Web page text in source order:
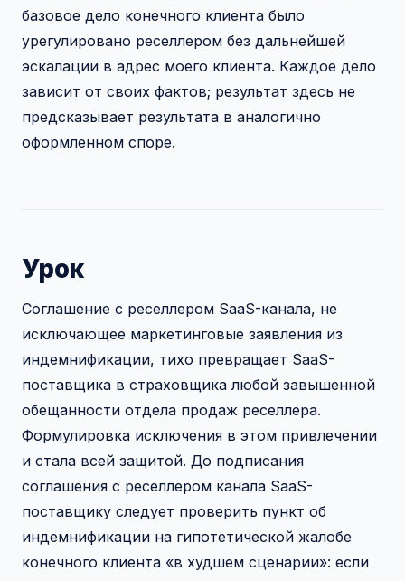
базовое дело конечного клиента было
урегулировано реселлером без дальнейшей
эскалации в адрес моего клиента. Каждое дело
зависит от своих фактов; результат здесь не
предсказывает результата в аналогично
оформленном споре.
Урок
Соглашение с реселлером SaaS-канала, не
исключающее маркетинговые заявления из
индемнификации, тихо превращает SaaS-
поставщика в страховщика любой завышенной
обещанности отдела продаж реселлера.
Формулировка исключения в этом привлечении
и стала всей защитой. До подписания
соглашения с реселлером канала SaaS-
поставщику следует проверить пункт об
индемнификации на гипотетической жалобе
конечного клиента «в худшем сценарии»: если